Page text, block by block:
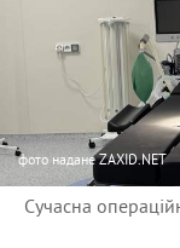
фото надане ZAXID.NET
Сучасна